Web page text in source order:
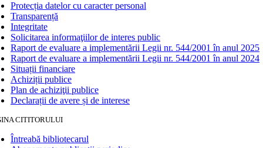
Protecția datelor cu caracter personal
Transparență
Integritate
Solicitarea informaţiilor de interes public
Raport de evaluare a implementării Legii nr. 544/2001 în anul 2025
Raport de evaluare a implementării Legii nr. 544/2001 în anul 2024
Situații financiare
Achiziții publice
Plan de achiziţii publice
Declarații de avere și de interese
CITITORULUI
Întreabă bibliotecarul